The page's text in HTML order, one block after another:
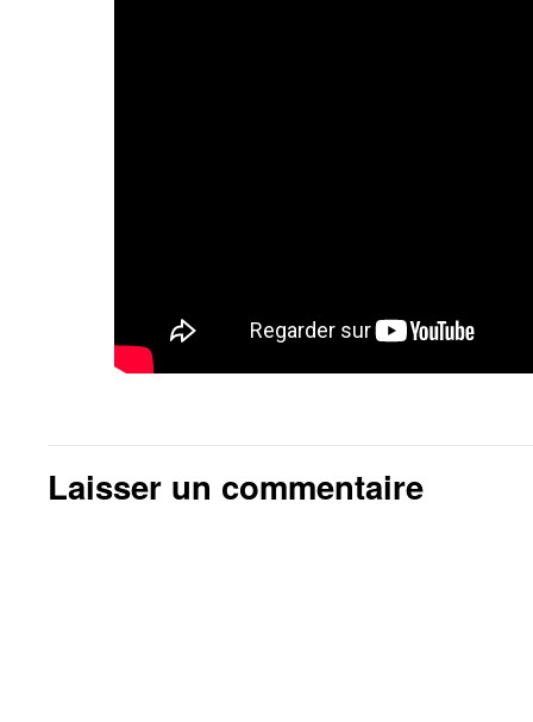
Laisser un commentaire